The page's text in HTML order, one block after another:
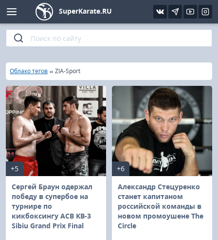
SuperKarate.RU
Главная
»
Облако тегов » ZIA-Sport
+5
Сергей Браун одержал
победу в супербое на
турнире по
кикбоксингу ACB KB-3
Sibiu Grand Prix Final
+6
Александр Стецуренко
станет капитаном
российской команды в
новом промоушене The
Circle
Киокушинкай
Кёкусин (IFK)
Шинкиокушинкай
Кекусин-кан
Кикбоксинг и K-1
Бокс
UFC и MMA
Муай тай
Фото
Видео
Интервью
Статьи
Уроки каратэ
Файлы
Библиотека